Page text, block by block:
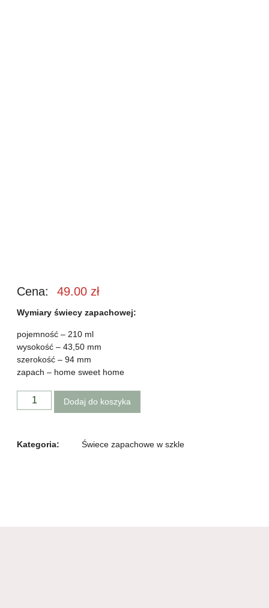
Cena: 49.00 zł
Wymiary świecy zapachowej:
pojemność – 210 ml
wysokość – 43,50 mm
szerokość – 94 mm
zapach – home sweet home
Dodaj do koszyka
Kategoria: Świece zapachowe w szkle